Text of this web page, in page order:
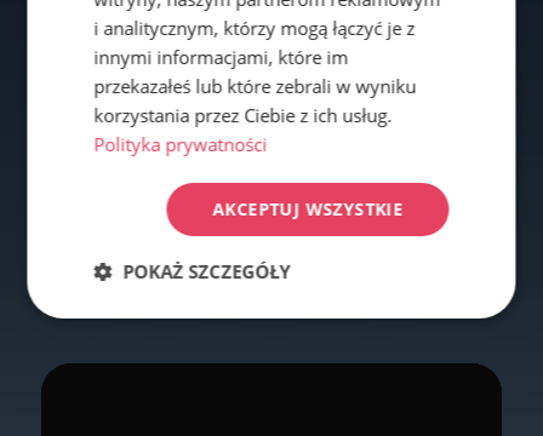
i analitycznym, którzy mogą łączyć je z
innymi informacjami, które im
przekazałeś lub które zebrali w wyniku
korzystania przez Ciebie z ich usług.
Polityka prywatności
AKCEPTUJ WSZYSTKIE
POKAŻ SZCZEGÓŁY
Niezbędne Wydajność Targetowanie